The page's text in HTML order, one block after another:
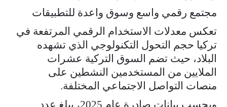
مجتمع رقمي واسع وسوق واعدة للتطبيقات
تعكس معدلات الاستخدام الرقمي المرتفعة في
تركيا حجم التحول التكنولوجي الذي تشهده
البلاد، حيث تضم السوق التركية عشرات
الملايين من المستخدمين النشطين على
منصات التواصل الاجتماعي المختلفة.
وبحسب بيانات صادرة عام 2025، يبلغ عدد